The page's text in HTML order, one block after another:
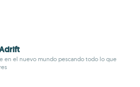
en el nuevo mundo pescando todo lo que